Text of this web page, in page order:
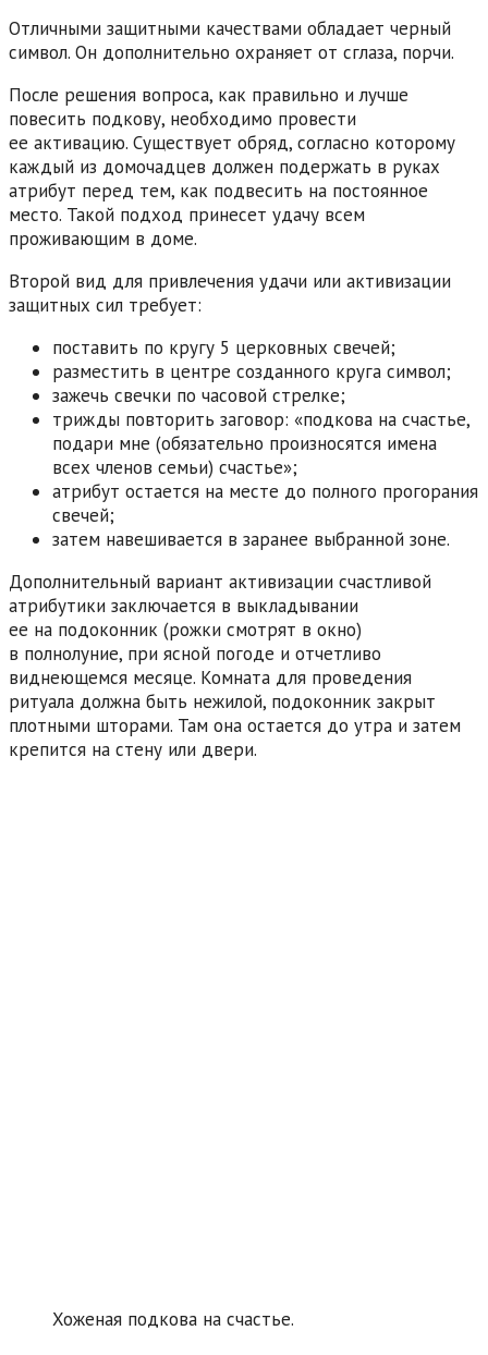
Отличными защитными качествами обладает черный
символ. Он дополнительно охраняет от сглаза, порчи.
После решения вопроса, как правильно и лучше
повесить подкову, необходимо провести
ее активацию. Существует обряд, согласно которому
каждый из домочадцев должен подержать в руках
атрибут перед тем, как подвесить на постоянное
место. Такой подход принесет удачу всем
проживающим в доме.
Второй вид для привлечения удачи или активизации
защитных сил требует:
поставить по кругу 5 церковных свечей;
разместить в центре созданного круга символ;
зажечь свечки по часовой стрелке;
трижды повторить заговор: «подкова на счастье,
подари мне (обязательно произносятся имена
всех членов семьи) счастье»;
атрибут остается на месте до полного прогорания
свечей;
затем навешивается в заранее выбранной зоне.
Дополнительный вариант активизации счастливой
атрибутики заключается в выкладывании
ее на подоконник (рожки смотрят в окно)
в полнолуние, при ясной погоде и отчетливо
виднеющемся месяце. Комната для проведения
ритуала должна быть нежилой, подоконник закрыт
плотными шторами. Там она остается до утра и затем
крепится на стену или двери.
Хоженая подкова на счастье.